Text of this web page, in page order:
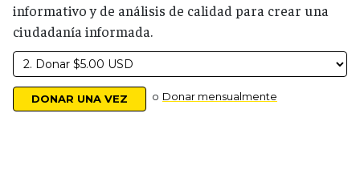
informativo y de análisis de calidad para crear una
ciudadanía informada.
o Donar mensualmente